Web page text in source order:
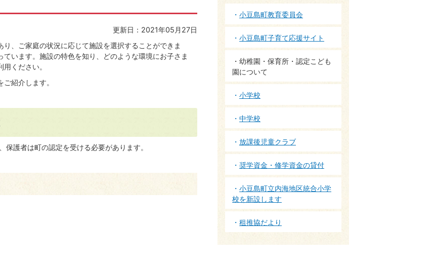
更新日：2021年05月27日
、ご家庭の状況に応じて施設を選択することができま
います。施設の特色を知り、どのような環境にお子さま
ください。
紹介します。
護者は町の認定を受ける必要があります。
小豆島町教育委員会
小豆島町子育て応援サイト
幼稚園・保育所・認定こども
園について
小学校
中学校
放課後児童クラブ
奨学資金・修学資金の貸付
小豆島町立内海地区統合小学
校を新設します
租推協だより